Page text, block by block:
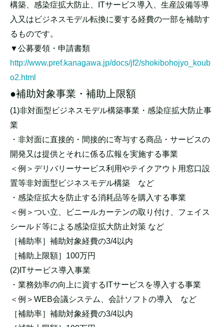
構築、感染症拡大防止、ITサービス導入、生産設備等導
入又はビジネスモデル転換に要する経費の一部を補助す
るものです。
▼公募要領・申請書類
http://www.pref.kanagawa.jp/docs/jf2/shokibohojyo_koub
o2.html
●補助対象事業・補助上限額
(1)非対面型ビジネスモデル構築事業・感染症拡大防止事
業
・非対面に直接的・間接的に寄与する商品・サービスの
開発又は提供とそれに係る広報を実施する事業
＜例＞デリバリーサービス利用やテイクアウト用窓口設
置等非対面型ビジネスモデル構築 など
・感染症拡大を防止する消耗品等を購入する事業
＜例＞つい立、ビニールカーテンの取り付け、フェイス
シールド等による感染症拡大防止対策 など
［補助率］補助対象経費の3/4以内
［補助上限額］100万円
(2)ITサービス導入事業
・業務効率の向上に資するITサービスを導入する事業
＜例＞WEB会議システム、会計ソフトの導入 など
［補助率］補助対象経費の3/4以内